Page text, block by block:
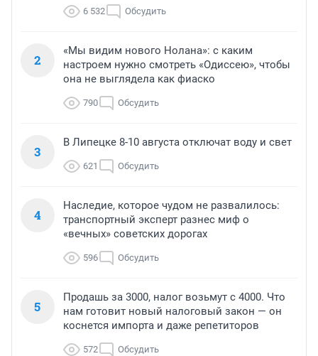
6 532 Обсудить
2
«Мы видим нового Нолана»: с каким
настроем нужно смотреть «Одиссею», чтобы
она не выглядела как фиаско
790 Обсудить
3
В Липецке 8-10 августа отключат воду и свет
621 Обсудить
4
Наследие, которое чудом не развалилось:
транспортный эксперт разнес миф о
«вечных» советских дорогах
596 Обсудить
5
Продашь за 3000, налог возьмут с 4000. Что
нам готовит новый налоговый закон — он
коснется импорта и даже репетиторов
572 Обсудить